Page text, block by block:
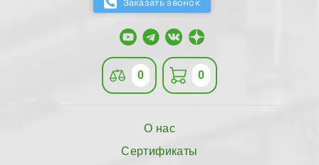
0 0
О нас
Сертификаты